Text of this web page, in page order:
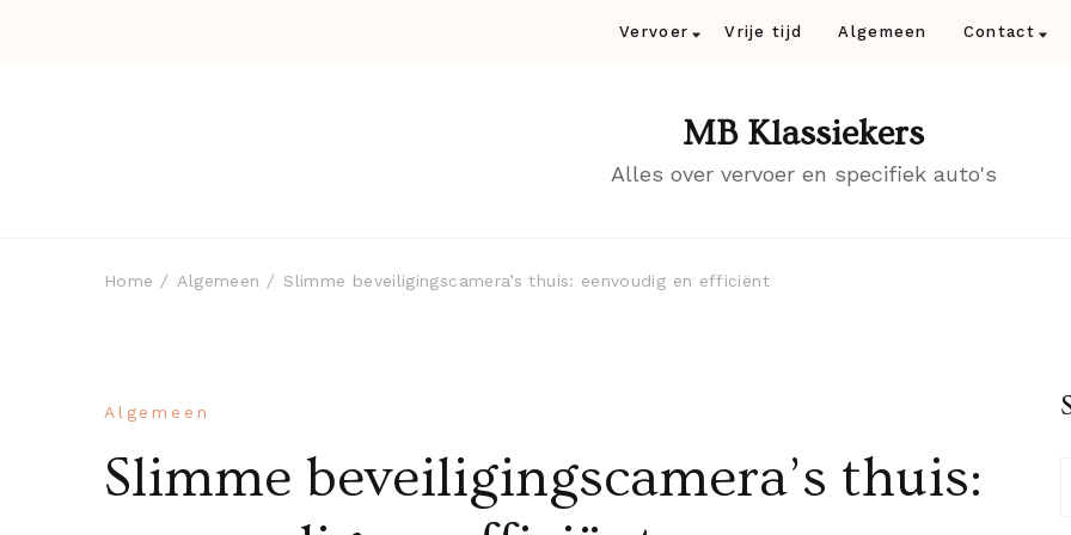
Vervoer Vrije tijd Algemeen Contact
MB Klassiekers
Alles over vervoer en specifiek auto's
Home Algemeen Slimme beveiligingscamera’s thuis: eenvoudig en efficiënt
Algemeen
Slimme beveiligingscamera’s thuis: